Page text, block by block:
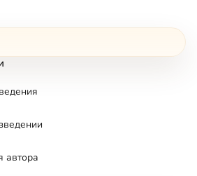
автора